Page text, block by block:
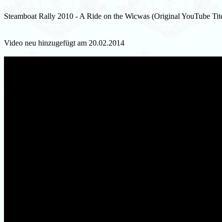
Steamboat Rally 2010 - A Ride on the Wicwas (Original YouTube
Video neu hinzugefügt am 20.02.2014